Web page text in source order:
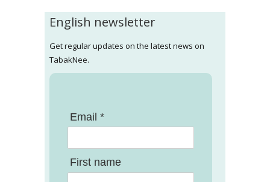
English newsletter
Get regular updates on the latest news on
TabakNee.
Email *
First name